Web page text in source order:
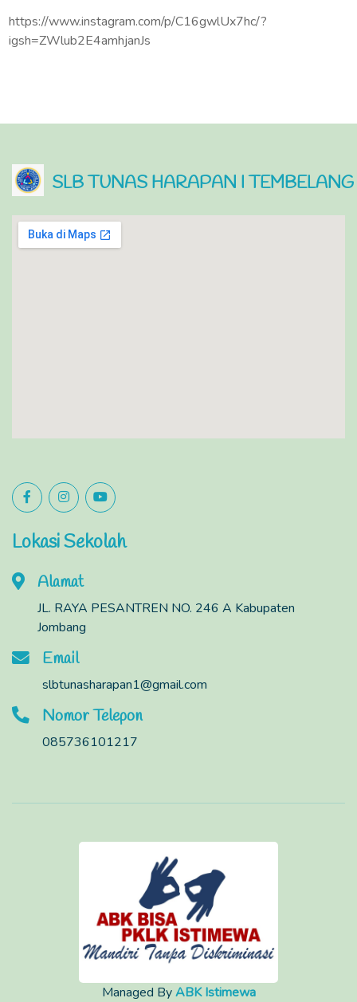
https://www.instagram.com/p/C16gwlUx7hc/?
igsh=ZWlub2E4amhjanJs
SLB TUNAS HARAPAN I TEMBELANG
Lokasi Sekolah
Alamat
JL. RAYA PESANTREN NO. 246 A Kabupaten
Jombang
Email
slbtunasharapan1@gmail.com
Nomor Telepon
085736101217
Managed ByABK Istimewa